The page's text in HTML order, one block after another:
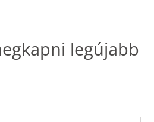
legújabb